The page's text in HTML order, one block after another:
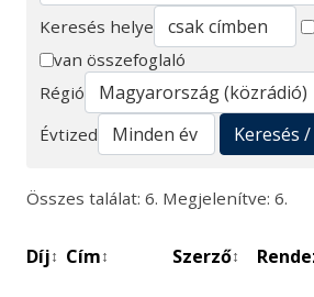
Keresés
Keresés helye
van összefoglaló
Régió
Évtized
Keresés
Összes találat: 6. Megjelenítve: 6.
Díj↕ Cím↕ Szerző↕